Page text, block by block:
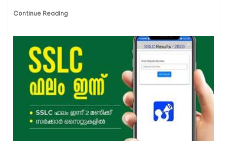
Continue Reading